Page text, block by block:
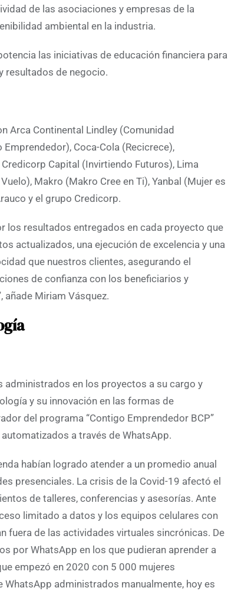
de las asociaciones y empresas de la
ambiental en la industria.
las iniciativas de educación financiera para
resultados de negocio.
Arca Continental Lindley (Comunidad
Coca-Cola (Recicrece),
Capital (Invirtiendo Futuros), Lima
Makro (Makro Cree en Ti), Yanbal (Mujer es
y el grupo Credicorp.
los resultados entregados en cada proyecto que
actualizados, una ejecución de excelencia y una
que nuestros clientes, asegurando el
de confianza con los beneficiarios y
Miriam Vásquez.
administrados en los proyectos a su cargo y
y su innovación en las formas de
del programa “Contigo Emprendedor BCP”
a través de WhatsApp.
habían logrado atender a un promedio anual
presenciales. La crisis de la Covid-19 afectó el
de talleres, conferencias y asesorías. Ante
limitado a datos y los equipos celulares con
fuera de las actividades virtuales sincrónicas. De
por WhatsApp en los que pudieran aprender a
empezó en 2020 con 5 000 mujeres
administrados manualmente, hoy es